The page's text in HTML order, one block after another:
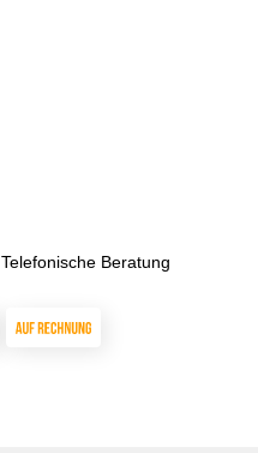
Telefonische Beratung